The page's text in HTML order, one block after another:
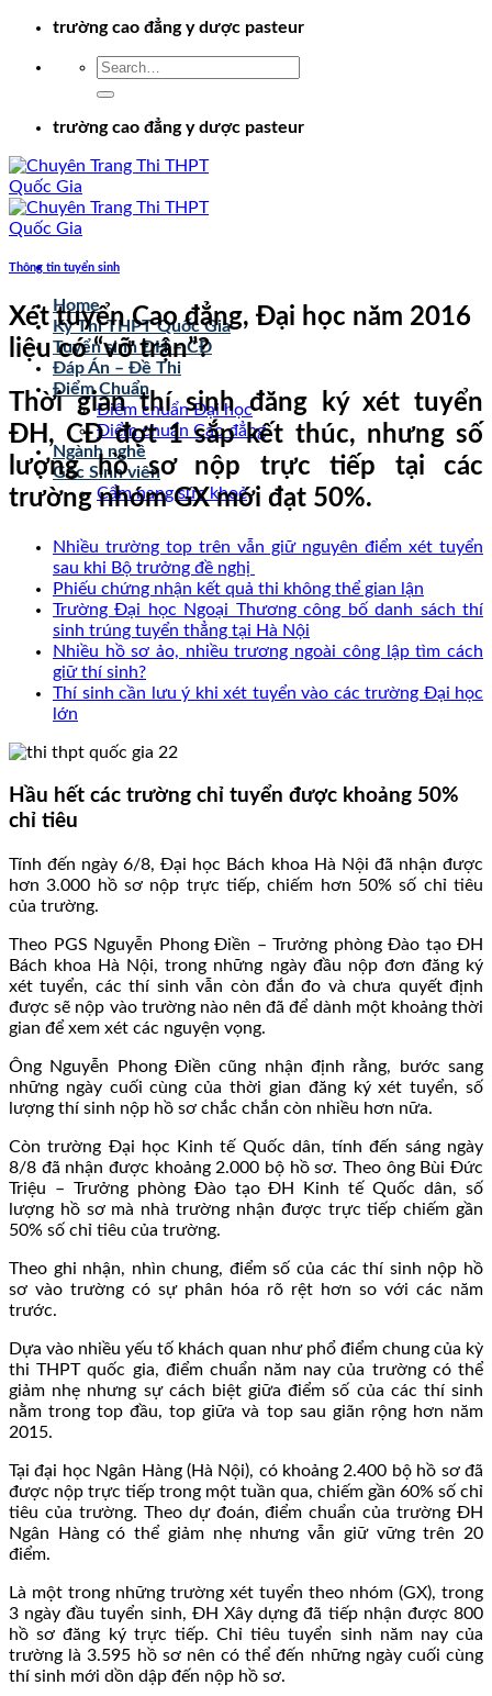
Chuyểntrường cao đẳng y dược pasteur
trường cao đẳng y dược pasteur
Home
Kỳ Thi THPT Quốc Gia
Tuyển sinh ĐH – CĐ
Đáp Án – Đề Thi
Điểm Chuẩn
Điểm chuẩn Đại học
Điểm chuẩn Cao đẳng
Ngành nghề
Góc Sinh viên
Cẩm nang sức khoẻ
Thông tin tuyển sinh
Xét tuyển Cao đẳng, Đại học năm 2016
liệu có “vỡ trận”?
Thời gian thí sinh đăng ký xét tuyển
ĐH, CĐ đợt 1 sắp kết thúc, nhưng số
lượng hồ sơ nộp trực tiếp tại các
trường nhóm GX mới đạt 50%.
Nhiều trường top trên vẫn giữ nguyên điểm xét tuyển
sau khi Bộ trưởng đề nghị
Phiếu chứng nhận kết quả thi không thể gian lận
Trường Đại học Ngoại Thương công bố danh sách thí
sinh trúng tuyển thẳng tại Hà Nội
Nhiều hồ sơ ảo, nhiều trương ngoài công lập tìm cách
giữ thí sinh?
Thí sinh cần lưu ý khi xét tuyển vào các trường Đại học
lớn
Hầu hết các trường chỉ tuyển được khoảng 50%
chỉ tiêu
Tính đến ngày 6/8, Đại học Bách khoa Hà Nội đã nhận được
hơn 3.000 hồ sơ nộp trực tiếp, chiếm hơn 50% số chỉ tiêu
của trường.
Theo PGS Nguyễn Phong Điền – Trưởng phòng Đào tạo ĐH
Bách khoa Hà Nội, trong những ngày đầu nộp đơn đăng ký
xét tuyển, các thí sinh vẫn còn đắn đo và chưa quyết định
được sẽ nộp vào trường nào nên đã để dành một khoảng thời
gian để xem xét các nguyện vọng.
Ông Nguyễn Phong Điền cũng nhận định rằng, bước sang
những ngày cuối cùng của thời gian đăng ký xét tuyển, số
lượng thí sinh nộp hồ sơ chắc chắn còn nhiều hơn nữa.
Còn trường Đại học Kinh tế Quốc dân, tính đến sáng ngày
8/8 đã nhận được khoảng 2.000 bộ hồ sơ. Theo ông Bùi Đức
Triệu – Trưởng phòng Đào tạo ĐH Kinh tế Quốc dân, số
lượng hồ sơ mà nhà trường nhận được trực tiếp chiếm gần
50% số chỉ tiêu của trường.
Theo ghi nhận, nhìn chung, điểm số của các thí sinh nộp hồ
sơ vào trường có sự phân hóa rõ rệt hơn so với các năm
trước.
Dựa vào nhiều yếu tố khách quan như phổ điểm chung của kỳ
thi THPT quốc gia, điểm chuẩn năm nay của trường có thể
giảm nhẹ nhưng sự cách biệt giữa điểm số của các thí sinh
nằm trong top đầu, top giữa và top sau giãn rộng hơn năm
2015.
Tại đại học Ngân Hàng (Hà Nội), có khoảng 2.400 bộ hồ sơ đã
được nộp trực tiếp trong một tuần qua, chiếm gần 60% số chỉ
tiêu của trường. Theo dự đoán, điểm chuẩn của trường ĐH
Ngân Hàng có thể giảm nhẹ nhưng vẫn giữ vững trên 20
điểm.
Là một trong những trường xét tuyển theo nhóm (GX), trong
3 ngày đầu tuyển sinh, ĐH Xây dựng đã tiếp nhận được 800
hồ sơ đăng ký trực tiếp. Chỉ tiêu tuyển sinh năm nay của
trường là 3.595 hồ sơ nên có thể đến những ngày cuối cùng
thí sinh mới dồn dập đến nộp hồ sơ.